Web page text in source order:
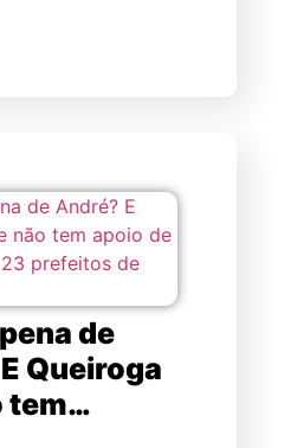
de
Queiroga
tem…